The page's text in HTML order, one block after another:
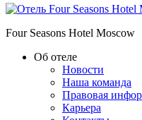
Four Seasons Hotel Moscow
Об отеле
Новости
Наша команда
Правовая
Карьера